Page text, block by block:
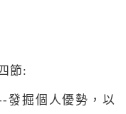
節:
發掘個人優勢，以